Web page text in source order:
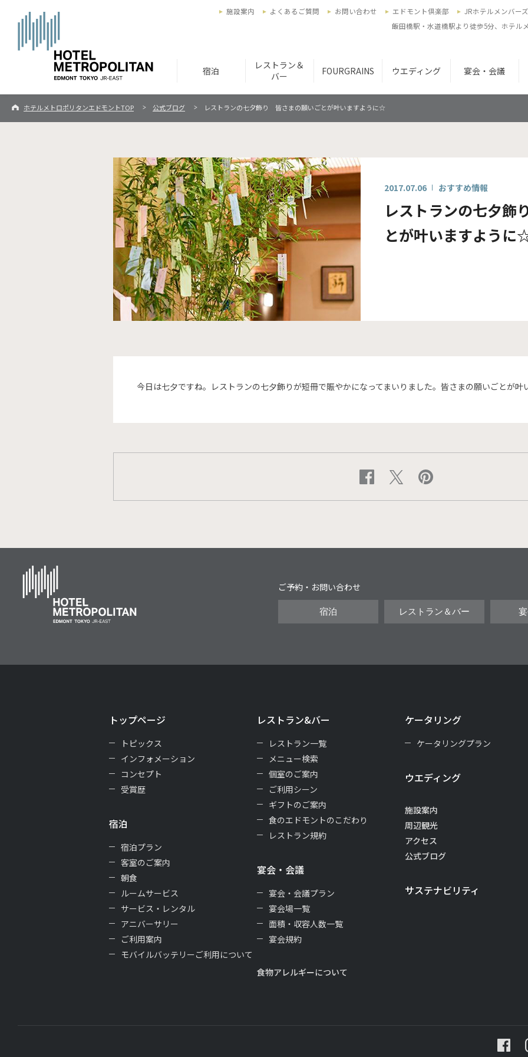
宿泊
レストラン＆
バー
FOURGRAINS ウエディング 宴会・会議
施設案内 よくあるご質問 お問い合わせ エドモント倶楽部 JRホテルメンバーズ
飯田橋駅・水道橋駅より徒歩5分、ホテル
ホテルメトロポリタンエドモントTOP 公式ブログ レストランの七夕飾り 皆さまの願いごとが叶いますように☆
2017.07.06 おすすめ情報
レストランの七夕
とが叶いますように
今日は七夕ですね。レストランの七夕飾りが短冊で賑やかになってまいりました。皆さまの願いごとが
ご予約・お問い合わせ
宿泊 レストラン＆バー
トップページ
トピックス
インフォメーション
コンセプト
受賞歴
宿泊
宿泊プラン
客室のご案内
朝食
ルームサービス
サービス・レンタル
アニバーサリー
ご利用案内
モバイルバッテリーご利用について
レストラン&バー
レストラン一覧
メニュー検索
個室のご案内
ご利用シーン
ギフトのご案内
食のエドモントのこだわり
レストラン規約
宴会・会議
宴会・会議プラン
宴会場一覧
面積・収容人数一覧
宴会規約
食物アレルギーについて
ケータリング
ケータリングプラン
ウエディング
施設案内
周辺観光
アクセス
公式ブログ
サステナビリティ